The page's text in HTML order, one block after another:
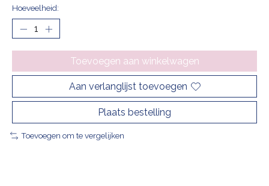
Hoeveelheid:
Toevoegen aan winkelwagen
Aan verlanglijst toevoegen
Plaats bestelling
Toevoegen om te vergelijken